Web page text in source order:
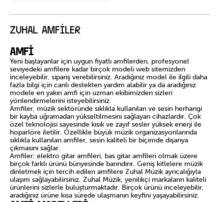
ZUHAL AMFİLER
Amfi
Yeni başlayanlar için uygun fiyatlı amfilerden, profesyonel
seviyedeki amfilere kadar birçok modeli web sitemizden
inceleyebilir, sipariş verebilirsiniz. Aradığınız model ile ilgili daha
fazla bilgi için canlı destekten yardım alabilir ya da aradığınız
modele en yakın amfi için uzman ekibimizden sizleri
yönlendirmelerini isteyebilirsiniz.
Amfiler, müzik sektöründe sıklıkla kullanılan ve sesin herhangi
bir kayba uğramadan yükseltilmesini sağlayan cihazlardır. Çok
özel teknolojisi sayesinde kısık ve zayıf sesler yüksek enerji ile
hoparlöre iletilir. Özellikle büyük müzik organizasyonlarında
sıklıkla kullanılan amfiler, sesin kaliteli bir biçimde dışarıya
çıkmasını sağlar.
Amfiler; elektro gitar amfileri, bas gitar amfileri olmak üzere
birçok farklı ürünü bünyesinde barındırır. Geniş kitlelere müzik
dinletmek için tercih edilen amfilere Zuhal Müzik ayrıcalığıyla
ulaşım sağlayabilirsiniz. Zuhal Müzik, yenilikçi markaların kaliteli
ürünlerini sizlerle buluşturmaktadır. Birçok ürünü inceleyebilir,
aradığınız ürüne kısa sürede ulaşmanın keyfini yaşayabilirsiniz.